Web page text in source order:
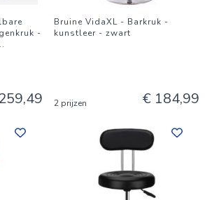
-
Bruine VidaXL - Barkruk -
kunstleer - zwart
2 prijzen € 184,99